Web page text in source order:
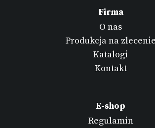
Firma
O nas
Produkcja na zlecenie
Katalogi
Kontakt
E-shop
Regulamin